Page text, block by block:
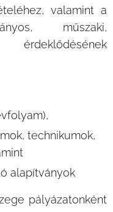
valamint a
műszaki,
technikumok,
alapítványok
pályázatonként